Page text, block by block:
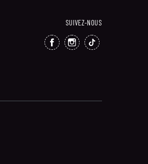
SUIVEZ-NOUS
FACEBOOKINSTAGRAM
TIKTOK